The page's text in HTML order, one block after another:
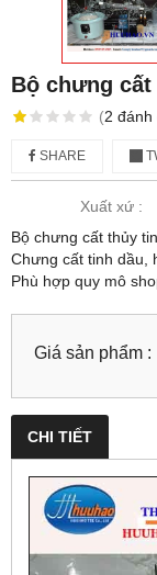
Bộ chưng cất
(2 đánh
SHARE
Xuất xứ :
Bộ chưng cất thủy
Chưng cất tinh dầu,
Phù hợp quy mô
Giá sản phẩm :
CHI TIẾT